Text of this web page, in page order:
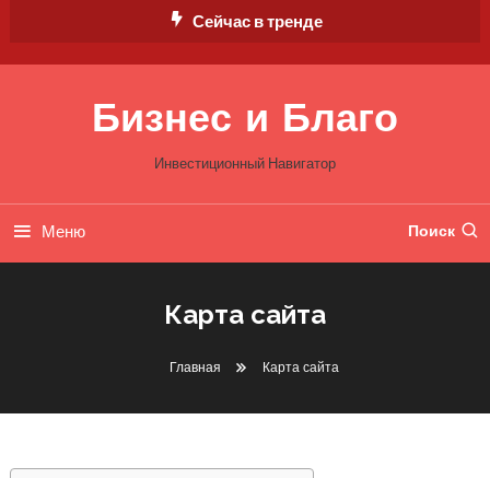
Сейчас в тренде
Бизнес и Благо
Инвестиционный Навигатор
Меню Поиск
Карта сайта
Главная Карта сайта